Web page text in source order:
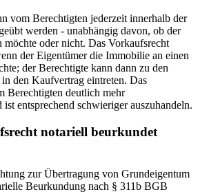
vom Berechtigten jederzeit innerhalb der
werden - unabhängig davon, ob der
möchte oder nicht. Das Vorkaufsrecht
der Eigentümer die Immobilie an einen
der Berechtigte kann dann zu den
den Kaufvertrag eintreten. Das
Berechtigten deutlich mehr
ist entsprechend schwieriger auszuhandeln.
notariell beurkundet
zur Übertragung von Grundeigentum
Beurkundung nach § 311b BGB